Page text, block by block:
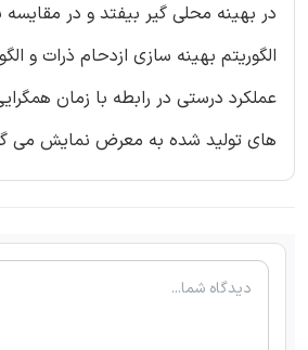
در بهینه محلی گیر بیفتد و در مقایسه
الگوریتم بهینه سازی ازدحام ذرات و
عملکرد درستی در رابطه با زمان
های تولید شده به معرض نمایش می